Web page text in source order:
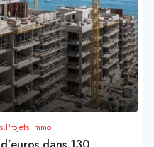
,Projets Immo